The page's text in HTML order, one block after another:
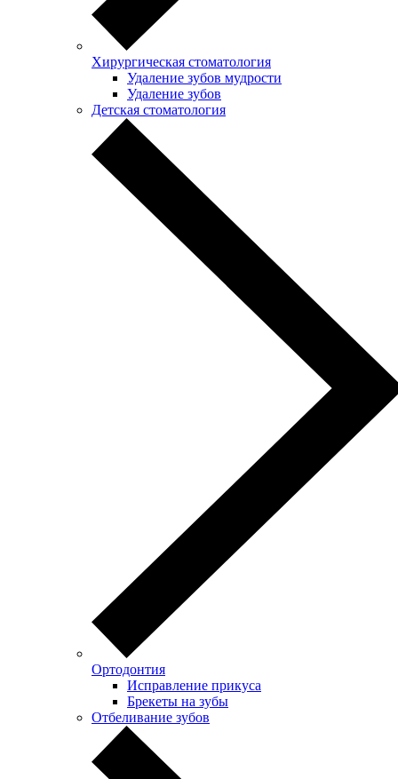
Хирургическая стоматология
Удаление зубов мудрости
Удаление зубов
Детская стоматология
Ортодонтия
Исправление прикуса
Брекеты на зубы
Отбеливание зубов